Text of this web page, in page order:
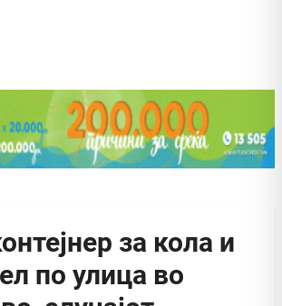
за кола и
по улица во